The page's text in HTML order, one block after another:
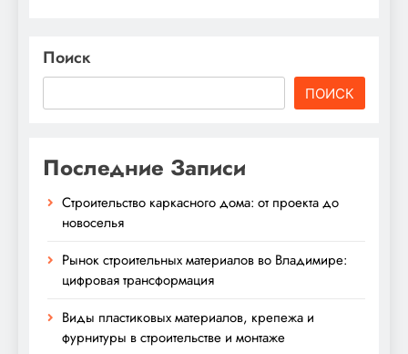
Поиск
ПОИСК
Последние Записи
Строительство каркасного дома: от проекта до
новоселья
Рынок строительных материалов во Владимире:
цифровая трансформация
Виды пластиковых материалов, крепежа и
фурнитуры в строительстве и монтаже